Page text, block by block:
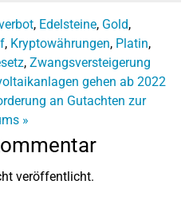
, Edelsteine, Gold,
, Kryptowährungen, Platin,
, Zwangsversteigerung
gehen ab 2022
an Gutachten zur
»
veröffentlicht.